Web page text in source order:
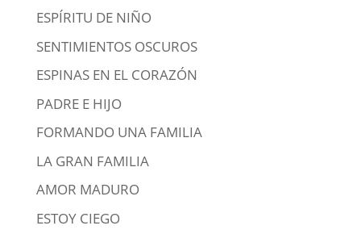
ESPÍRITU DE NIÑO
SENTIMIENTOS OSCUROS
ESPINAS EN EL CORAZÓN
PADRE E HIJO
FORMANDO UNA FAMILIA
LA GRAN FAMILIA
AMOR MADURO
ESTOY CIEGO